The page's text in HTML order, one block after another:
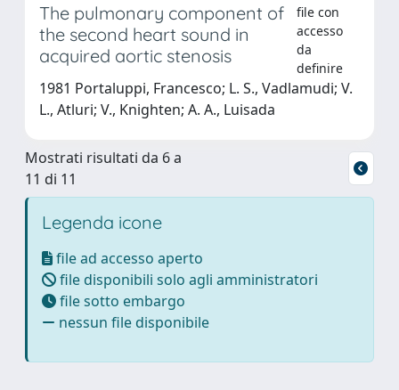
The pulmonary component of
the second heart sound in
acquired aortic stenosis
file con
accesso
da
definire
1981 Portaluppi, Francesco; L. S., Vadlamudi; V.
L., Atluri; V., Knighten; A. A., Luisada
Mostrati risultati da 6 a
11 di 11
Legenda icone
file ad accesso aperto
file disponibili solo agli amministratori
file sotto embargo
nessun file disponibile